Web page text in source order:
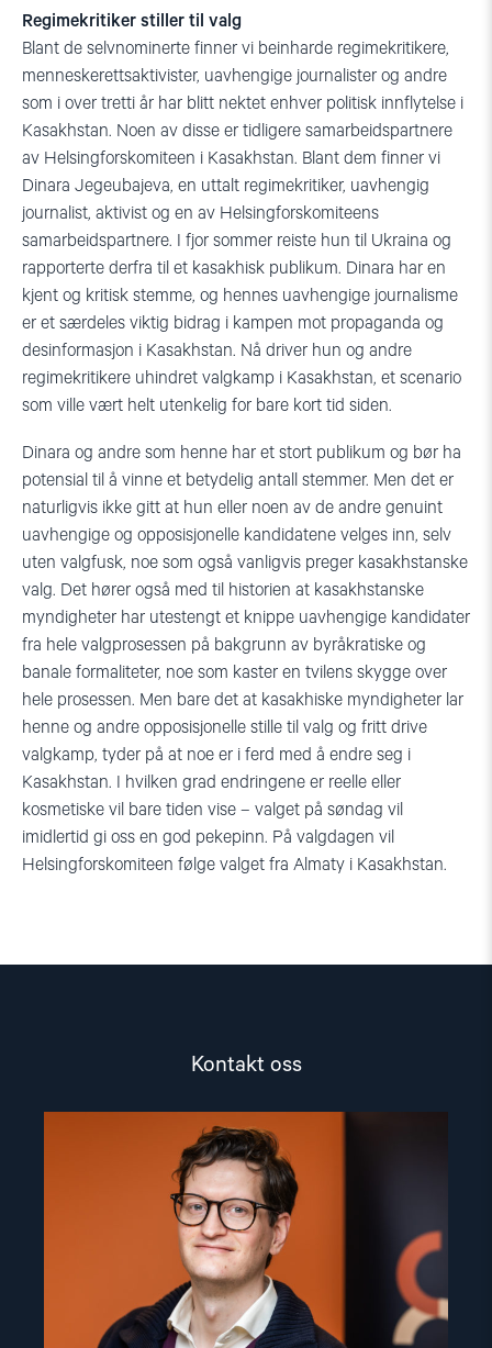
Regimekritiker stiller til valg
Blant de selvnominerte finner vi beinharde regimekritikere,
menneskerettsaktivister, uavhengige journalister og andre
som i over tretti år har blitt nektet enhver politisk innflytelse i
Kasakhstan. Noen av disse er tidligere samarbeidspartnere
av Helsingforskomiteen i Kasakhstan. Blant dem finner vi
Dinara Jegeubajeva, en uttalt regimekritiker, uavhengig
journalist, aktivist og en av Helsingforskomiteens
samarbeidspartnere. I fjor sommer reiste hun til Ukraina og
rapporterte derfra til et kasakhisk publikum. Dinara har en
kjent og kritisk stemme, og hennes uavhengige journalisme
er et særdeles viktig bidrag i kampen mot propaganda og
desinformasjon i Kasakhstan. Nå driver hun og andre
regimekritikere uhindret valgkamp i Kasakhstan, et scenario
som ville vært helt utenkelig for bare kort tid siden.
Dinara og andre som henne har et stort publikum og bør ha
potensial til å vinne et betydelig antall stemmer. Men det er
naturligvis ikke gitt at hun eller noen av de andre genuint
uavhengige og opposisjonelle kandidatene velges inn, selv
uten valgfusk, noe som også vanligvis preger kasakhstanske
valg. Det hører også med til historien at kasakhstanske
myndigheter har utestengt et knippe uavhengige kandidater
fra hele valgprosessen på bakgrunn av byråkratiske og
banale formaliteter, noe som kaster en tvilens skygge over
hele prosessen. Men bare det at kasakhiske myndigheter lar
henne og andre opposisjonelle stille til valg og fritt drive
valgkamp, tyder på at noe er i ferd med å endre seg i
Kasakhstan. I hvilken grad endringene er reelle eller
kosmetiske vil bare tiden vise – valget på søndag vil
imidlertid gi oss en god pekepinn. På valgdagen vil
Helsingforskomiteen følge valget fra Almaty i Kasakhstan.
Kontakt oss
article
"Marius
Fossum"